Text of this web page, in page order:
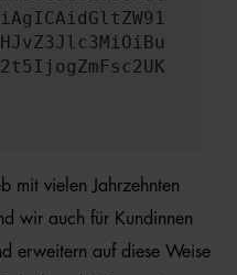
mit vielen Jahrzehnten
wir auch für Kundinnen
erweitern auf diese Weise